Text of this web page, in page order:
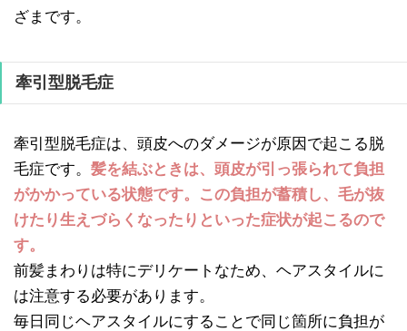
ざまです。
牽引型脱毛症
牽引型脱毛症は、頭皮へのダメージが原因で起こる脱
毛症です。 髪を結ぶときは、頭皮が引っ張られて負担
がかかっている状態です。この負担が蓄積し、毛が抜
けたり生えづらくなったりといった症状が起こるので
す。
前髪まわりは特にデリケートなため、ヘアスタイルに
は注意する必要があります。
毎日同じヘアスタイルにすることで同じ箇所に負担が